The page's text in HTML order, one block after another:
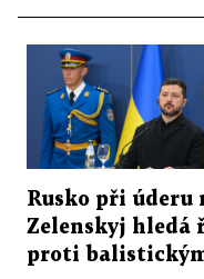
Rusko při úderu
Zelenskyj hledá
proti